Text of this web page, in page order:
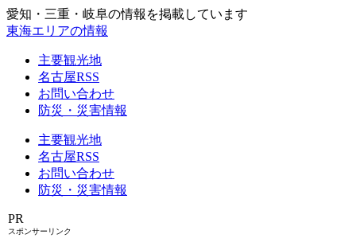
愛知・三重・岐阜の情報を掲載しています
東海エリアの情報
主要観光地
名古屋RSS
お問い合わせ
防災・災害情報
主要観光地
名古屋RSS
お問い合わせ
防災・災害情報
PR
スポンサーリンク